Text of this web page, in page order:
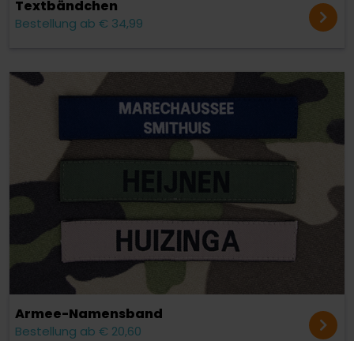
Text­bändchen
Bestellung ab € 34,99
Armee-Namensband
Bestellung ab € 20,60